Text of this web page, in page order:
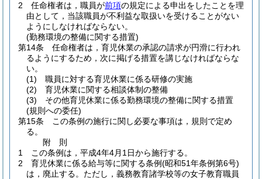
2
任命権者は，職員が前項の規定による申出をしたことを理
由として，当該職員が不利益な取扱いを受けることがない
ようにしなければならない。
(勤務環境の整備に関する措置)
第14条
任命権者は，育児休業の承認の請求が円滑に行われ
るようにするため，次に掲げる措置を講じなければならな
い。
(1)
職員に対する育児休業に係る研修の実施
(2)
育児休業に関する相談体制の整備
(3)
その他育児休業に係る勤務環境の整備に関する措置
(規則への委任)
第15条
この条例の施行に関し必要な事項は，規則で定め
る。
附 則
1
この条例は，平成4年4月1日から施行する。
2
育児休業に係る給与等に関する条例(昭和51年条例第6号)
は，廃止する。 ただし，義務教育諸学校等の女子教育職員